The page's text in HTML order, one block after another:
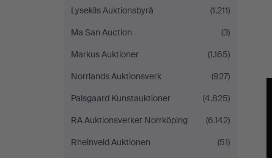
Lysekils Auktionsbyrå
(1.211)
Ma San Auction
(3)
Markus Auktioner
(1.165)
Norrlands Auktionsverk
(927)
Palsgaard Kunstauktioner
(4.825)
RA Auktionsverket Norrköping
(6.142)
Rheinveld Auktionen
(51)